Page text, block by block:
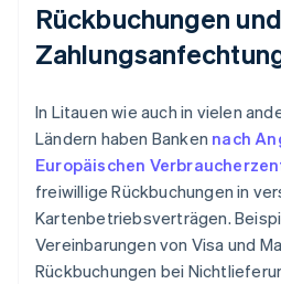
Rückbuchungen und
In Litauen wie auch in vielen
Ländern haben Banken nach
Europäischen
freiwillige Rückbuchungen in
Kartenbetriebsverträgen.
Vereinbarungen von Visa und
Rückbuchungen bei